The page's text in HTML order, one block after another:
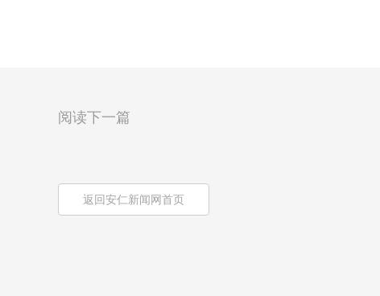
阅读下一篇
返回安仁新闻网首页